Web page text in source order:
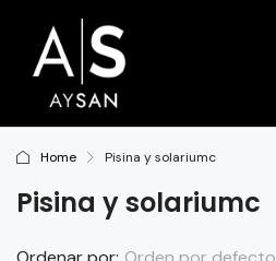
Home Pisina y solariumc
Pisina y solariumc